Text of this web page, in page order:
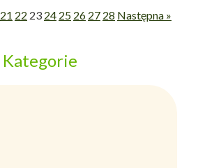
21 22 23 24 25 26 27 28 Następna »
Kategorie